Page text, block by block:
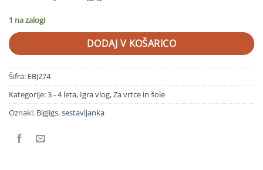
1 na zalogi
DODAJ V KOŠARICO
Šifra: EBJ274
Kategorije:3 - 4 leta, Igra vlog,Za vrtce in šole
Oznaki: Bigjigs,sestavljanka